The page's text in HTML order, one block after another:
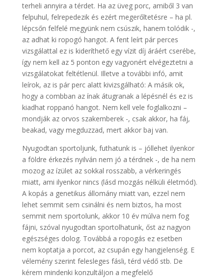
terheli annyira a térdet. Ha az üveg porc, amiből 3 van
felpuhul, felrepedezik és ezért megerőltetésre – ha pl.
lépcsőn felfelé megyünk nem csúszik, hanem tolódik -,
az adhat ki ropogó hangot. A fent leírt pár perces
vizsgálattal ez is kideríthető egy vízit díj áráért cserébe,
így nem kell az 5 ponton egy vagyonért elvégeztetni a
vizsgálatokat feltétlenül. Illetve a további infó, amit
leírok, az is pár perc alatt kivizsgálható: A másik ok,
hogy a combban az ínak átugranak a lépésnél és ez is
kiadhat roppanó hangot. Nem kell vele foglalkozni –
mondják az orvos szakemberek -, csak akkor, ha fáj,
beakad, vagy megduzzad, mert akkor baj van.
Nyugodtan sportoljunk, futhatunk is – jóllehet ilyenkor
a földre érkezés nyilván nem jó a térdnek -, de ha nem
mozog az ízület az sokkal rosszabb, a vérkeringés
miatt, ami ilyenkor nincs (lásd mozgás nélküli életmód).
A kopás a genetikus állomány miatt van, ezzel nem
lehet semmit sem csinálni és nem biztos, ha most
semmit nem sportolunk, akkor 10 év múlva nem fog
fájni, szóval nyugodtan sportolhatunk, őst az nagyon
egészséges dolog. Továbbá a ropogás ez esetben
nem koptatja a porcot, az csupán egy hangjelenség. E
vélemény szerint felesleges fásli, térd védő stb. De
kérem mindenki konzultáljon a megfelelő